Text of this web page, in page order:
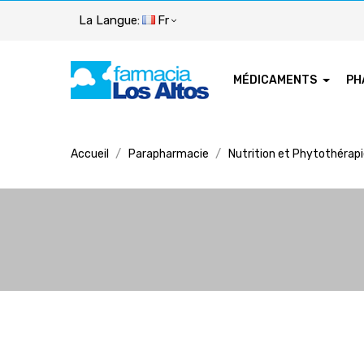
La Langue: Fr
MÉDICAMENTS
Accueil Parapharmacie Nutrition et